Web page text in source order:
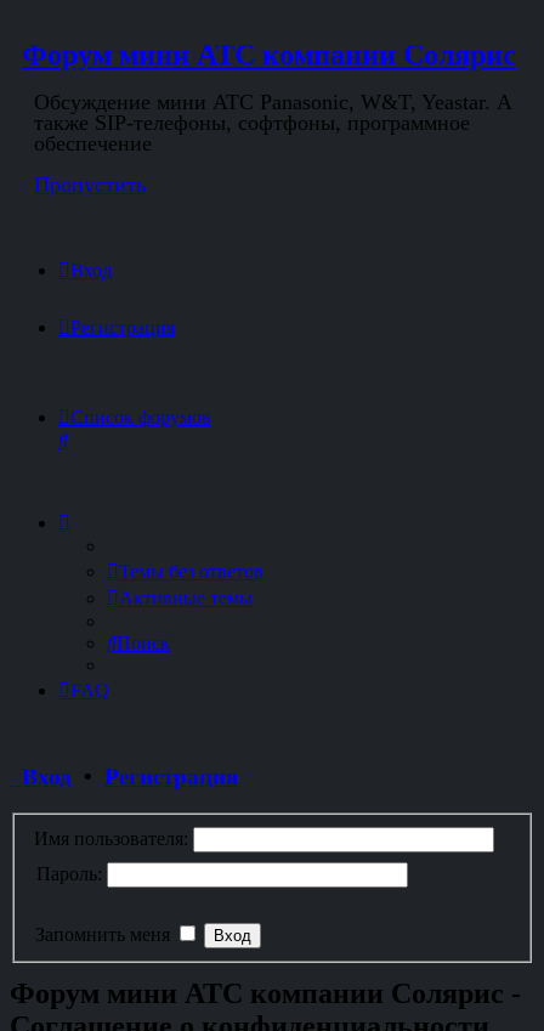
Форум мини АТС компании Солярис
Обсуждение мини АТС Panasonic, W&T, Yeastar. А
также SIP-телефоны, софтфоны, программное
обеспечение
Пропустить
Вход
Регистрация
Список форумов
Поиск
Темы без ответов
Активные темы
Поиск
FAQ
Вход • Регистрация
Имя пользователя:
Пароль:
Запомнить меня
Форум мини АТС компании Солярис -